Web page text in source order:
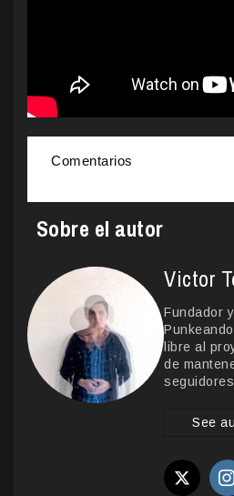
Comentarios
Sobre el autor
Victor
Fundador
libre al
de
See